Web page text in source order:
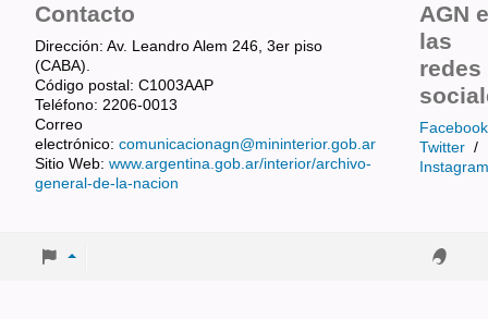
Contacto
Dirección: Av. Leandro Alem 246, 3er piso
(CABA).
Código postal: C1003AAP
Teléfono: 2206-0013
Correo
electrónico: comunicacionagn@mininterior.gob.ar
Sitio Web: www.argentina.gob.ar/interior/archivo-
general-de-la-nacion
AGN
las
redes
Facebook
Twitter /
Instagram